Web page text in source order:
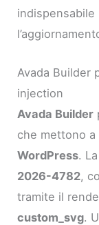
indispensabile
Avada Builder
injection
Avada Builder
che mettono a
WordPress.
2026-4782,
tramite il
custom_svg.